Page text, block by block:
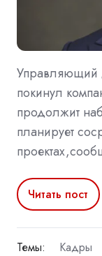
Управляющий
покинул
продолжит
планирует
Читать пост
Темы: Кадры